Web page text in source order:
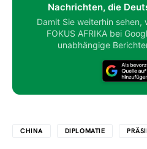
Nachrichten, die
Damit Sie weiterhin sehen,
FOKUS AFRIKA bei
unabhängige
CHINA DIPLOMATIE